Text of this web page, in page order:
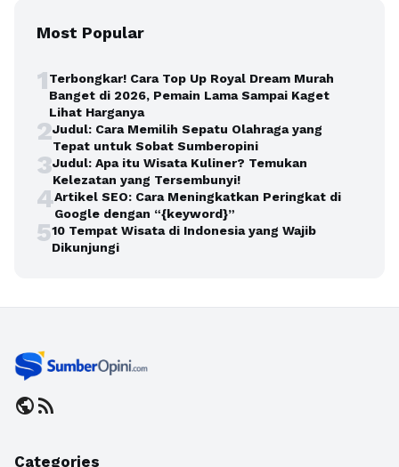
Most Popular
1Terbongkar! Cara Top Up Royal Dream Murah
Banget di 2026, Pemain Lama Sampai Kaget
Lihat Harganya
2Judul: Cara Memilih Sepatu Olahraga yang
Tepat untuk Sobat Sumberopini
3Judul: Apa itu Wisata Kuliner? Temukan
Kelezatan yang Tersembunyi!
4Artikel SEO: Cara Meningkatkan Peringkat di
Google dengan “{keyword}”
510 Tempat Wisata di Indonesia yang Wajib
Dikunjungi
publicrss_feed
Categories